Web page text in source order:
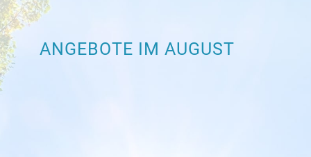
ANGEBOTE IM AUGUST